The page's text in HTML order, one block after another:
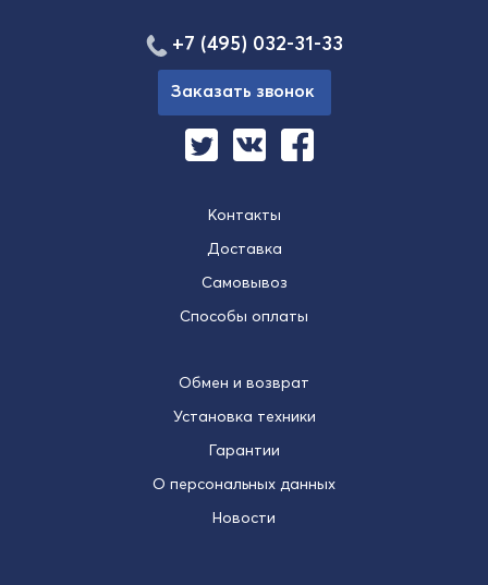
Контакты
Доставка
Самовывоз
Способы оплаты
Обмен и возврат
Установка техники
Гарантии
О персональных данных
Новости
+7 (495) 032-31-33
Заказать звонок